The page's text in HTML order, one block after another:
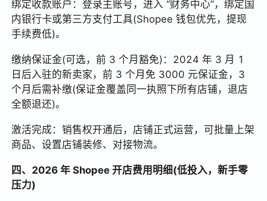
绑定收款账户：登录主账号，进入 “财务中心”，绑定国
内银行卡或第三方支付工具(Shopee 钱包优先，提现
手续费低)。
缴纳保证金(可选，前 3 个月豁免)：2024 年 3 月 1
日后入驻的新卖家，前 3 个月免 3000 元保证金，3
个月后需补缴(保证金覆盖同一执照下所有店铺，退店
全额退还)。
激活完成：销售权开通后，店铺正式运营，可批量上架
商品、设置店铺装修、对接物流。
四、2026 年 Shopee 开店费用明细(低投入，新手零
压力)